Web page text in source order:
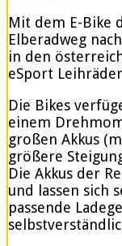
Mit dem E-Bike
Elberadweg
in den
eSport
Die Bikes
einem
großen Akkus
größere
Die Akkus der
und lassen sich
passende